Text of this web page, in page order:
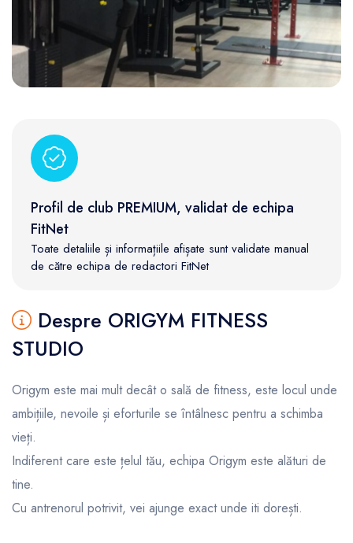
Profil de club PREMIUM, validat de echipa
FitNet
Toate detaliile și informațiile afișate sunt validate manual
de către echipa de redactori FitNet
Despre ORIGYM FITNESS
STUDIO
Origym este mai mult decât o sală de fitness, este locul unde
ambițiile, nevoile și eforturile se întâlnesc pentru a schimba
vieți.
Indiferent care este țelul tău, echipa Origym este alături de
tine.
Cu antrenorul potrivit, vei ajunge exact unde iti dorești.